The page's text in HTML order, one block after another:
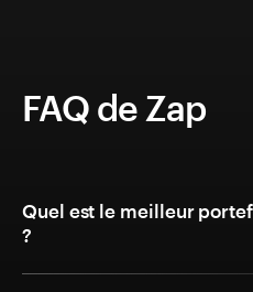
FAQ de Zap
Quel est le meilleur
?